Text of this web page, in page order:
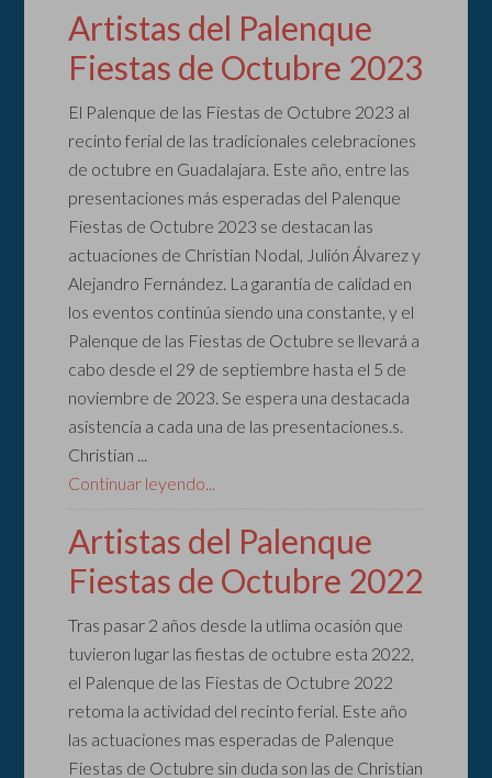
Artistas del Palenque
Fiestas de Octubre 2023
El Palenque de las Fiestas de Octubre 2023 al
recinto ferial de las tradicionales celebraciones
de octubre en Guadalajara. Este año, entre las
presentaciones más esperadas del Palenque
Fiestas de Octubre 2023 se destacan las
actuaciones de Christian Nodal, Julión Álvarez y
Alejandro Fernández. La garantía de calidad en
los eventos continúa siendo una constante, y el
Palenque de las Fiestas de Octubre se llevará a
cabo desde el 29 de septiembre hasta el 5 de
noviembre de 2023. Se espera una destacada
asistencia a cada una de las presentaciones.s.
Christian ...
Continuar leyendo...
Artistas del Palenque
Fiestas de Octubre 2022
Tras pasar 2 años desde la utlima ocasión que
tuvieron lugar las fiestas de octubre esta 2022,
el Palenque de las Fiestas de Octubre 2022
retoma la actividad del recinto ferial. Este año
las actuaciones mas esperadas de Palenque
Fiestas de Octubre sin duda son las de Christian